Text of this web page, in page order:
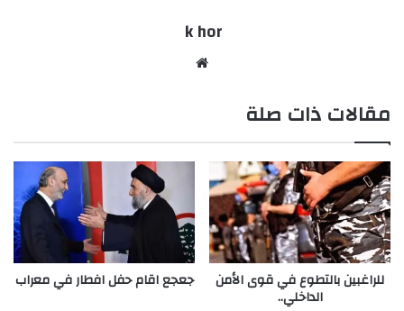
k hor
مقالات ذات صلة
للراغبين بالتطوع في قوى الأمن
الداخلي..
جعجع اقام حفل افطار في معراب